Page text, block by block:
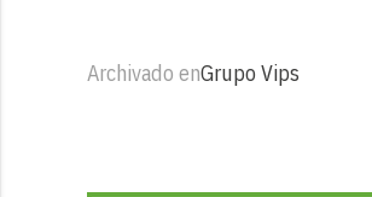
Archivado enGrupo Vips